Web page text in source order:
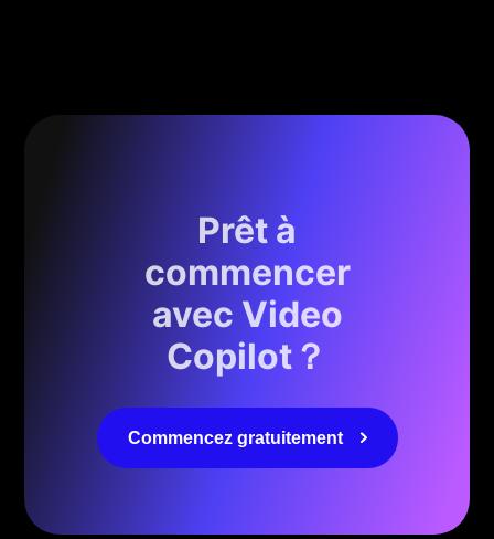
Prêt à
commencer
avec Video
Copilot？
Commencez gratuitement